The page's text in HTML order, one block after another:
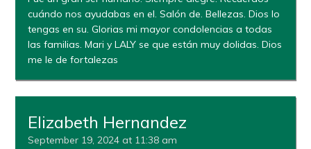
cuándo nos ayudabas en el. Salón de. Bellezas. Dios lo
tengas en su. Glorias mi mayor condolencias a todas
las familias. Mari y LALY se que están muy dolidas. Dios
me le de fortalezas
Elizabeth Hernandez
September 19, 2024 at 11:38 am